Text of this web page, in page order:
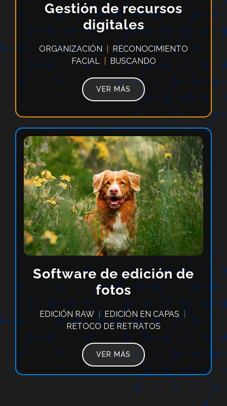
Gestión de recursos
digitales
ORGANIZACIÓN|RECONOCIMIENTO
FACIAL
BUSCANDO
VER MÁS
Software de edición de
fotos
EDICIÓN RAW EDICIÓN EN CAPAS
RETOCO DE RETRATOS
VER MÁS